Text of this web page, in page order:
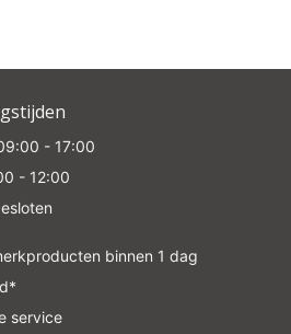
- 17:00
- 12:00
binnen 1 dag
service